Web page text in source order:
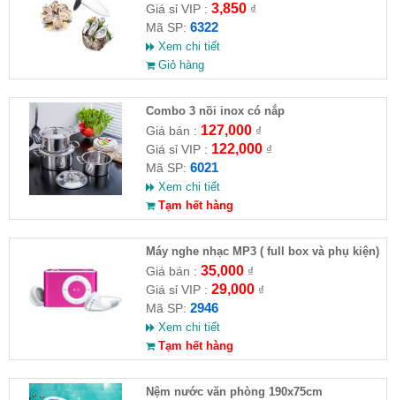
Giá sỉ VIP : 3,850₫
Mã SP: 6322
Xem chi tiết
Giỏ hàng
Combo 3 nồi inox có nắp
Giá bán : 127,000₫
Giá sỉ VIP : 122,000₫
Mã SP: 6021
Xem chi tiết
Tạm hết hàng
Máy nghe nhạc MP3 ( full box và phụ kiện)
Giá bán : 35,000₫
Giá sỉ VIP : 29,000₫
Mã SP: 2946
Xem chi tiết
Tạm hết hàng
Nệm nước văn phòng 190x75cm